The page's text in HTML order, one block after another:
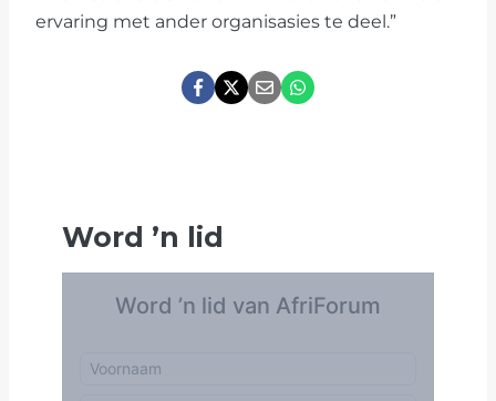
ervaring met ander organisasies te deel.”
Word ’n lid